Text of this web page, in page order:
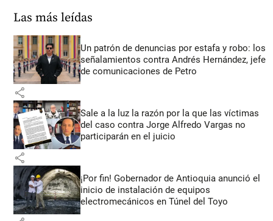
Las más leídas
Un patrón de denuncias por estafa y robo: los
señalamientos contra Andrés Hernández, jefe
de comunicaciones de Petro
share
Sale a la luz la razón por la que las víctimas
del caso contra Jorge Alfredo Vargas no
participarán en el juicio
share
¡Por fin! Gobernador de Antioquia anunció el
inicio de instalación de equipos
electromecánicos en Túnel del Toyo